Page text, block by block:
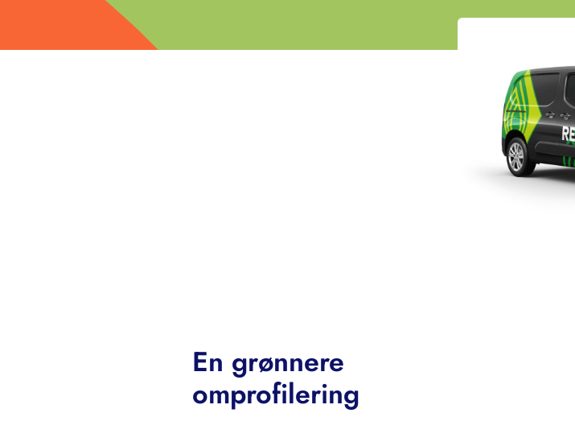
En grønnere
omprofilering